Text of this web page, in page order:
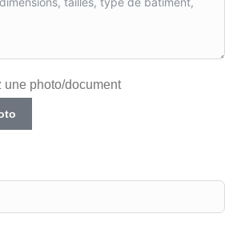
une photo/document